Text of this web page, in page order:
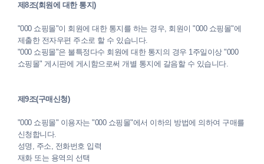
제8조(회원에 대한 통지)
"000 쇼핑몰"이 회원에 대한 통지를 하는 경우, 회원이 "000 쇼핑몰"에
제출한 전자우편 주소로 할 수 있습니다.
"000 쇼핑몰"은 불특정다수 회원에 대한 통지의 경우 1주일이상 "000
쇼핑몰" 게시판에 게시함으로써 개별 통지에 갈음할 수 있습니다.
제9조(구매신청)
"000 쇼핑몰" 이용자는 "000 쇼핑몰"에서 이하의 방법에 의하여 구매를
신청합니다.
성명, 주소, 전화번호 입력
재화 또는 용역의 선택